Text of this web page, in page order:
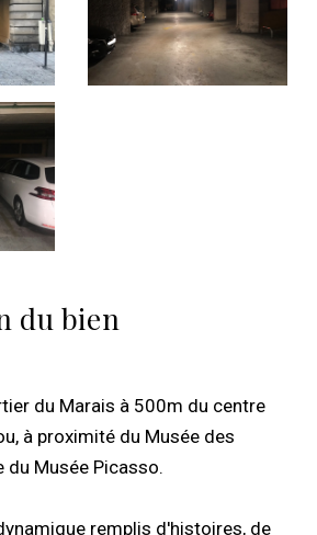
du bien
du Marais à 500m du centre
à proximité du Musée des
du Musée Picasso.
remplis d'histoires, de